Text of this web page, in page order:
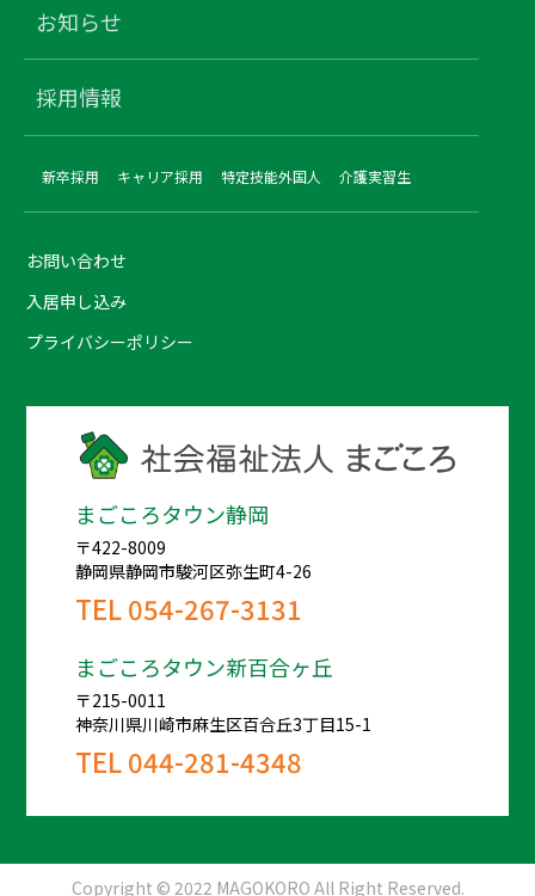
お知らせ
採用情報
新卒採用 キャリア採用 特定技能外国人 介護実習生
お問い合わせ
入居申し込み
プライバシーポリシー
まごころタウン静岡
〒422-8009
静岡県静岡市駿河区弥生町4-26
TEL054-267-3131
まごころタウン新百合ヶ丘
〒215-0011
神奈川県川崎市麻生区百合丘3丁目15-1
TEL044-281-4348
Copyright © 2022 MAGOKORO All Right Reserved.